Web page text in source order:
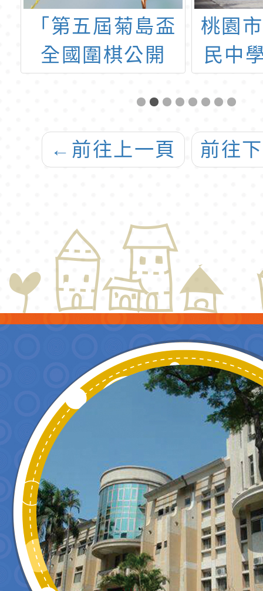
「第五屆菊島盃
全國圍棋公開
桃園
民中
學
← 前往上一頁 前往